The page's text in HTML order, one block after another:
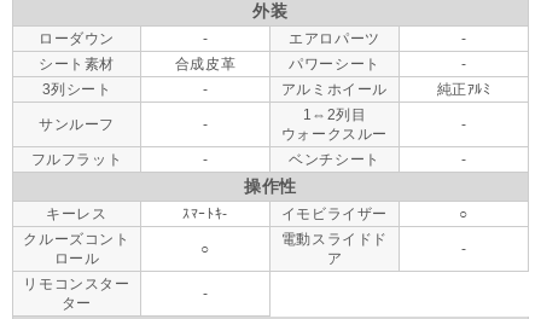
外装
ローダウン - エアロパーツ
-
シート素材
合成皮革 パワーシート
-
3列シート
- アルミホイール 純正ｱﾙﾐ
サンルーフ -
1⇔2列目
ウォークスルー
-
フルフラット - ベンチシート -
操作性
キーレス ｽﾏｰﾄｷ- イモビライザー
○
クルーズコント
ロール
○
電動スライドド
ア
-
リモコンスター
ター
-